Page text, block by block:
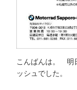
こんばんは。 明
ッシュでした。